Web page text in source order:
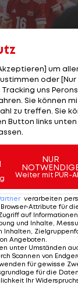
ÖVV-
wechselt
um
oder [Nur
Tracking uns
Sie können
zu treffen. Sie
Button links unten
NUR
Weiter mit PUR-
verarbeiten
Attribute für
auf
und Inhalte,
Inhalten,
Angeboten.
unter Umständen
Scannen von
für gewisse
für die
Ihr